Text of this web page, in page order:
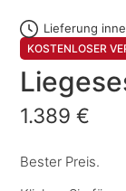
Lieferung
KOSTENLOSER
1.389 €
Bester Preis.